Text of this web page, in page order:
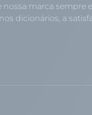
nossa marca sempre
nos dicionários, a